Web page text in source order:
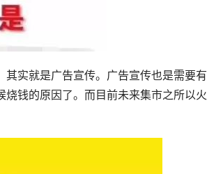
实就是广告宣传。广告宣传也是需要
钱的原因了。而目前未来集市之所以火